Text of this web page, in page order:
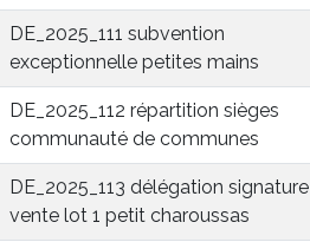
DE_2025_111 subvention
exceptionnelle petites mains
DE_2025_112 répartition sièges
communauté de communes
DE_2025_113 délégation signature
vente lot 1 petit charoussas